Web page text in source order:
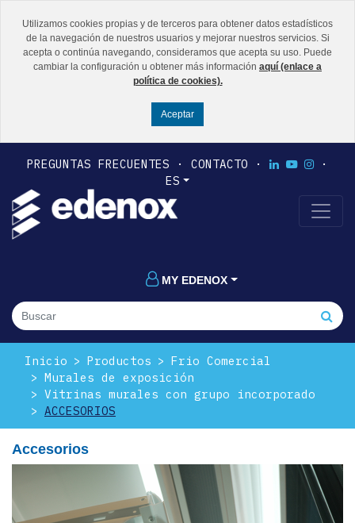
Utilizamos cookies propias y de terceros para obtener datos estadísticos
de la navegación de nuestros usuarios y mejorar nuestros servicios. Si
acepta o continúa navegando, consideramos que acepta su uso. Puede
cambiar la configuración u obtener más información aquí (enlace a
política de cookies).
PREGUNTAS FRECUENTES
CONTACTO
ES
MY EDENOX
Inicio Productos
Frio Comercial
Murales de exposición
Vitrinas murales con grupo incorporado
ACCESORIOS
Accesorios